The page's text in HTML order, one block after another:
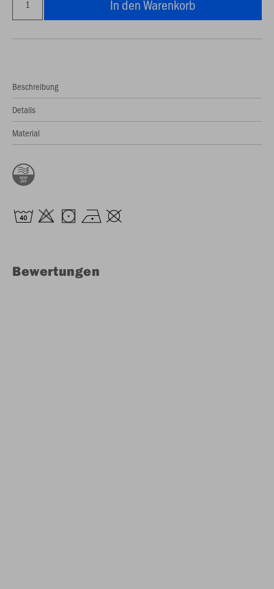
In den Warenkorb
Beschreibung
Details
Material
Bewertungen